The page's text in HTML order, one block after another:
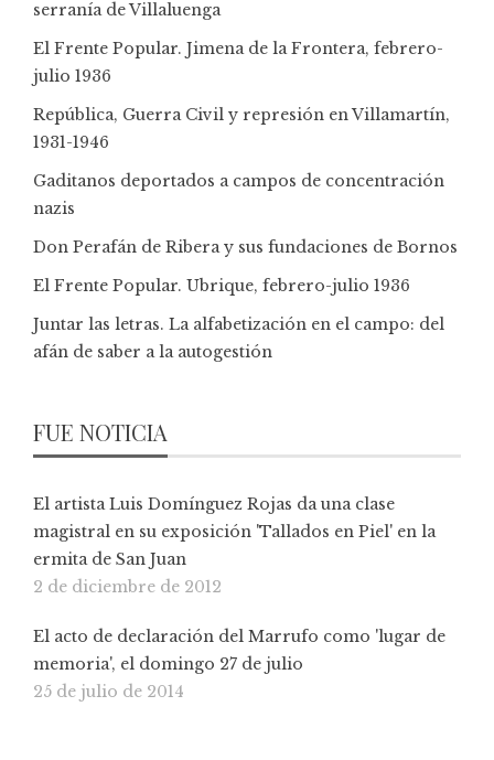
serranía de Villaluenga
El Frente Popular. Jimena de la Frontera, febrero-
julio 1936
República, Guerra Civil y represión en Villamartín,
1931-1946
Gaditanos deportados a campos de concentración
nazis
Don Perafán de Ribera y sus fundaciones de Bornos
El Frente Popular. Ubrique, febrero-julio 1936
Juntar las letras. La alfabetización en el campo: del
afán de saber a la autogestión
FUE NOTICIA
El artista Luis Domínguez Rojas da una clase
magistral en su exposición 'Tallados en Piel' en la
ermita de San Juan
2 de diciembre de 2012
El acto de declaración del Marrufo como 'lugar de
memoria', el domingo 27 de julio
25 de julio de 2014